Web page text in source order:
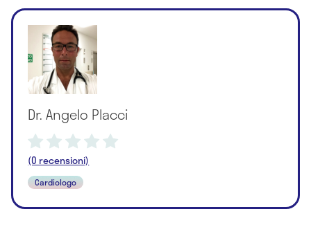
Dr. Angelo Placci
(0 recensioni)
Cardiologo